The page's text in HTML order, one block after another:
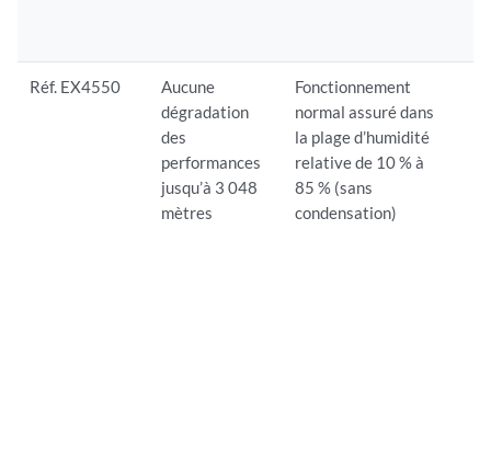
Réf. EX4550
Aucune
dégradation
des
performances
jusqu’à 3 048
mètres
Fonctionnement
normal assuré dans
la plage d’humidité
relative de 10 % à
85 % (sans
condensation)